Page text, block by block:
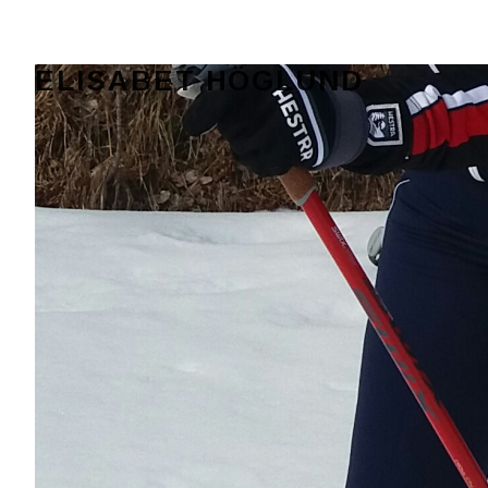
ELISABET HÖGLUND
Journalist, författare och konstnär